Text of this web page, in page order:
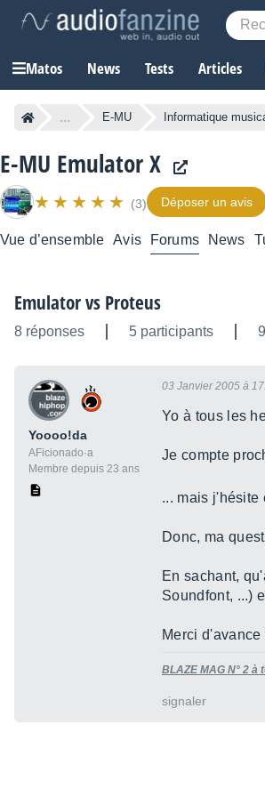
Matos News Tests Articles
... E-MU Informatique
E-MU Emulator X
(3) Déposer un avis
Vue d’ensemble Avis Forums News
Emulator vs Proteus
8 réponses 5 participants
Yoooo!da
AFicionado·a
Membre depuis 23 ans
03 Janvier 2005 à
Yo à tous les
Je compte
... mais j'hésite
Donc, ma
En sachant,
Soundfont, ...)
Merci d'avance
BLAZE MAG N° 2 à
signaler